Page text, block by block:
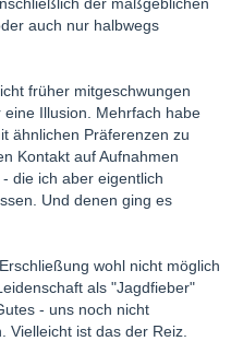
auch nur halbwegs
früher mitgeschwungen
Illusion. Mehrfach habe
ähnlichen Präferenzen zu
Kontakt auf Aufnahmen
die ich aber eigentlich
Und denen ging es
wohl nicht möglich
als "Jagdfieber"
- uns noch nicht
Vielleicht ist das der Reiz.